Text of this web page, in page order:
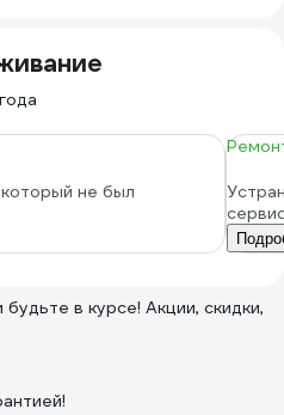
не был
будьте в курсе! Акции, скидки,